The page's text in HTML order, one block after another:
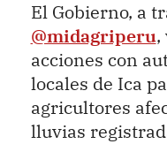
El Gobierno, a
@midagriperu,
acciones con
locales de Ica
agricultores
lluvias